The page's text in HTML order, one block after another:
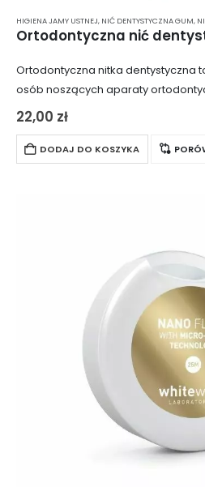
HIGIENA JAMY USTNEJ, NIĆ DENTYSTYCZNA GUM,
Ortodontyczna nitka dentystyczna
osób noszących aparaty
Dzięki specjalnej konstrukcji,
trudno dostępnych miejsc,
ustnej na wysokim…
22,00 zł
DODAJ DO KOSZYKA